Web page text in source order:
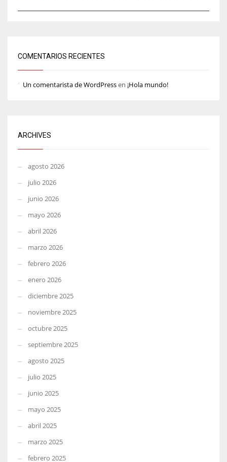
COMENTARIOS RECIENTES
Un comentarista de WordPressen ¡Hola mundo!
ARCHIVES
agosto 2026
julio 2026
junio 2026
mayo 2026
abril 2026
marzo 2026
febrero 2026
enero 2026
diciembre 2025
noviembre 2025
octubre 2025
septiembre 2025
agosto 2025
julio 2025
junio 2025
mayo 2025
abril 2025
marzo 2025
febrero 2025